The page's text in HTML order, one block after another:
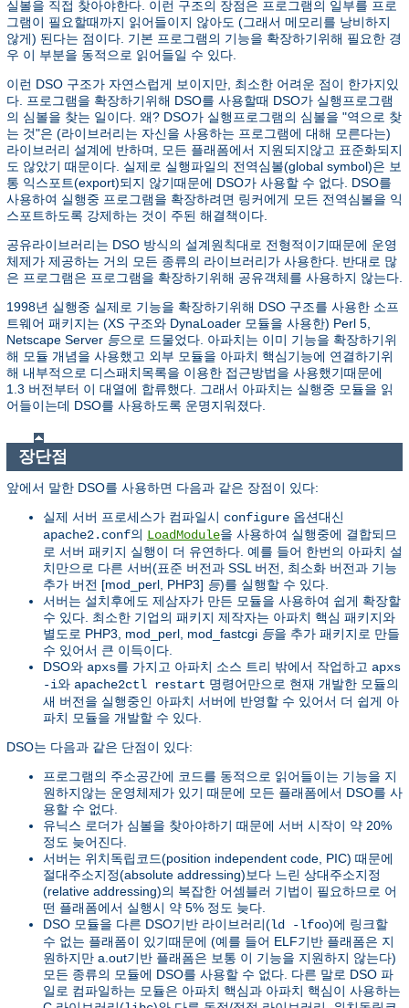
실볼을 직접 찾아야한다. 이런 구조의 장점은 프로그램의 일부를 프로
그램이 필요할때까지 읽어들이지 않아도 (그래서 메모리를 낭비하지
않게) 된다는 점이다. 기본 프로그램의 기능을 확장하기위해 필요한 경
우 이 부분을 동적으로 읽어들일 수 있다.
이런 DSO 구조가 자연스럽게 보이지만, 최소한 어려운 점이 한가지있
다. 프로그램을 확장하기위해 DSO를 사용할때 DSO가 실행프로그램
의 심볼을 찾는 일이다. 왜? DSO가 실행프로그램의 심볼을 "역으로 찾
는 것"은 (라이브러리는 자신을 사용하는 프로그램에 대해 모른다는)
라이브러리 설계에 반하며, 모든 플래폼에서 지원되지않고 표준화되지
도 않았기 때문이다. 실제로 실행파일의 전역심볼(global symbol)은 보
통 익스포트(export)되지 않기때문에 DSO가 사용할 수 없다. DSO를
사용하여 실행중 프로그램을 확장하려면 링커에게 모든 전역심볼을 익
스포트하도록 강제하는 것이 주된 해결책이다.
공유라이브러리는 DSO 방식의 설계원칙대로 전형적이기때문에 운영
체제가 제공하는 거의 모든 종류의 라이브러리가 사용한다. 반대로 많
은 프로그램은 프로그램을 확장하기위해 공유객체를 사용하지 않는다.
1998년 실행중 실제로 기능을 확장하기위해 DSO 구조를 사용한 소프
트웨어 패키지는 (XS 구조와 DynaLoader 모듈을 사용한) Perl 5,
Netscape Server 등으로 드물었다. 아파치는 이미 기능을 확장하기위
해 모듈 개념을 사용했고 외부 모듈을 아파치 핵심기능에 연결하기위
해 내부적으로 디스패치목록을 이용한 접근방법을 사용했기때문에
1.3 버전부터 이 대열에 합류했다. 그래서 아파치는 실행중 모듈을 읽
어들이는데 DSO를 사용하도록 운명지워졌다.
장단점
앞에서 말한 DSO를 사용하면 다음과 같은 장점이 있다:
실제 서버 프로세스가 컴파일시 configure 옵션대신
apache2.conf의 LoadModule을 사용하여 실행중에 결합되므
로 서버 패키지 실행이 더 유연하다. 예를 들어 한번의 아파치 설
치만으로 다른 서버(표준 버전과 SSL 버전, 최소화 버전과 기능
추가 버전 [mod_perl, PHP3] 등)를 실행할 수 있다.
서버는 설치후에도 제삼자가 만든 모듈을 사용하여 쉽게 확장할
수 있다. 최소한 기업의 패키지 제작자는 아파치 핵심 패키지와
별도로 PHP3, mod_perl, mod_fastcgi 등을 추가 패키지로 만들
수 있어서 큰 이득이다.
DSO와 apxs를 가지고 아파치 소스 트리 밖에서 작업하고 apxs
-i와 apache2ctl restart 명령어만으로 현재 개발한 모듈의
새 버전을 실행중인 아파치 서버에 반영할 수 있어서 더 쉽게 아
파치 모듈을 개발할 수 있다.
DSO는 다음과 같은 단점이 있다:
프로그램의 주소공간에 코드를 동적으로 읽어들이는 기능을 지
원하지않는 운영체제가 있기 때문에 모든 플래폼에서 DSO를 사
용할 수 없다.
유닉스 로더가 심볼을 찾아야하기 때문에 서버 시작이 약 20%
정도 늦어진다.
서버는 위치독립코드(position independent code, PIC) 때문에
절대주소지정(absolute addressing)보다 느린 상대주소지정
(relative addressing)의 복잡한 어셈블러 기법이 필요하므로 어
떤 플래폼에서 실행시 약 5% 정도 늦다.
DSO 모듈을 다른 DSO기반 라이브러리(ld -lfoo)에 링크할
수 없는 플래폼이 있기때문에 (예를 들어 ELF기반 플래폼은 지
원하지만 a.out기반 플래폼은 보통 이 기능을 지원하지 않는다)
모든 종류의 모듈에 DSO를 사용할 수 없다. 다른 말로 DSO 파
일로 컴파일하는 모듈은 아파치 핵심과 아파치 핵심이 사용하는